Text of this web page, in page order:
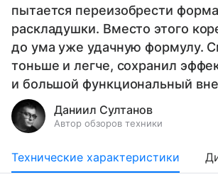
пытается переизобрести
раскладушки. Вместо этого
до ума уже удачную формулу.
тоньше и легче, сохранил
и большой функциональный
Даниил Султанов
Автор обзоров техники
Технические характеристики